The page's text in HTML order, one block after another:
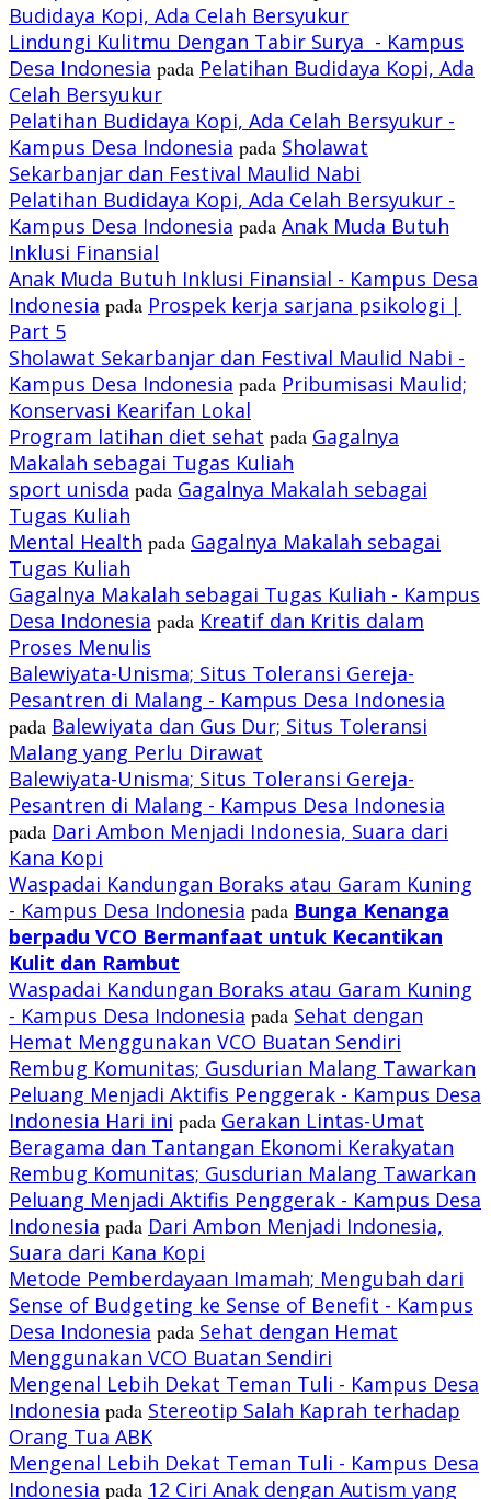
Budidaya Kopi, Ada Celah Bersyukur
Lindungi Kulitmu Dengan Tabir Surya - Kampus
Desa Indonesia pada Pelatihan Budidaya Kopi, Ada
Celah Bersyukur
Pelatihan Budidaya Kopi, Ada Celah Bersyukur -
Kampus Desa Indonesia pada Sholawat
Sekarbanjar dan Festival Maulid Nabi
Pelatihan Budidaya Kopi, Ada Celah Bersyukur -
Kampus Desa Indonesia pada Anak Muda Butuh
Inklusi Finansial
Anak Muda Butuh Inklusi Finansial - Kampus Desa
Indonesia pada Prospek kerja sarjana psikologi |
Part 5
Sholawat Sekarbanjar dan Festival Maulid Nabi -
Kampus Desa Indonesia pada Pribumisasi Maulid;
Konservasi Kearifan Lokal
Program latihan diet sehat pada Gagalnya
Makalah sebagai Tugas Kuliah
sport unisda pada Gagalnya Makalah sebagai
Tugas Kuliah
Mental Health pada Gagalnya Makalah sebagai
Tugas Kuliah
Gagalnya Makalah sebagai Tugas Kuliah - Kampus
Desa Indonesia pada Kreatif dan Kritis dalam
Proses Menulis
Balewiyata-Unisma; Situs Toleransi Gereja-
Pesantren di Malang - Kampus Desa Indonesia
pada Balewiyata dan Gus Dur; Situs Toleransi
Malang yang Perlu Dirawat
Balewiyata-Unisma; Situs Toleransi Gereja-
Pesantren di Malang - Kampus Desa Indonesia
pada Dari Ambon Menjadi Indonesia, Suara dari
Kana Kopi
Waspadai Kandungan Boraks atau Garam Kuning
- Kampus Desa Indonesia pada Bunga Kenanga
berpadu VCO Bermanfaat untuk Kecantikan
Kulit dan Rambut
Waspadai Kandungan Boraks atau Garam Kuning
- Kampus Desa Indonesia pada Sehat dengan
Hemat Menggunakan VCO Buatan Sendiri
Rembug Komunitas; Gusdurian Malang Tawarkan
Peluang Menjadi Aktifis Penggerak - Kampus Desa
Indonesia Hari ini pada Gerakan Lintas-Umat
Beragama dan Tantangan Ekonomi Kerakyatan
Rembug Komunitas; Gusdurian Malang Tawarkan
Peluang Menjadi Aktifis Penggerak - Kampus Desa
Indonesia pada Dari Ambon Menjadi Indonesia,
Suara dari Kana Kopi
Metode Pemberdayaan Imamah; Mengubah dari
Sense of Budgeting ke Sense of Benefit - Kampus
Desa Indonesia pada Sehat dengan Hemat
Menggunakan VCO Buatan Sendiri
Mengenal Lebih Dekat Teman Tuli - Kampus Desa
Indonesia pada Stereotip Salah Kaprah terhadap
Orang Tua ABK
Mengenal Lebih Dekat Teman Tuli - Kampus Desa
Indonesia pada 12 Ciri Anak dengan Autism yang